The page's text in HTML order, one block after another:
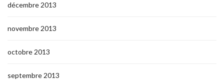
décembre 2013
novembre 2013
octobre 2013
septembre 2013